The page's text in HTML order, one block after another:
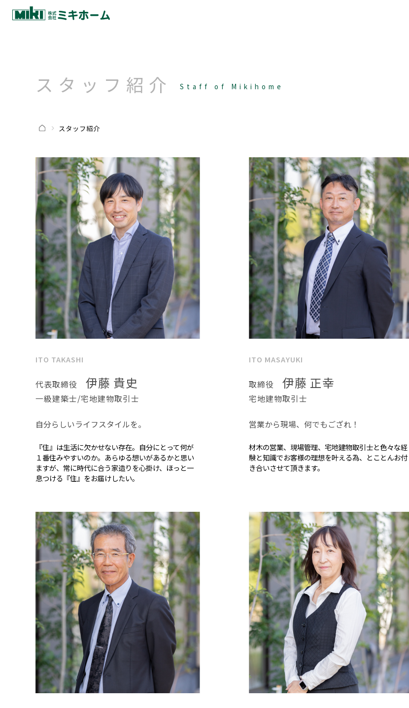
スタッフ紹介 Staff of Mikihome
スタッフ紹介
ITO TAKASHI
代表取締役 伊藤 貴史
一級建築士/宅地建物取引士
自分らしいライフスタイルを。
『住』は生活に欠かせない存在。自分にとって何が
１番住みやすいのか。あらゆる想いがあるかと思い
ますが、常に時代に合う家造りを心掛け、ほっと一
息つける『住』をお届けしたい。
ITO MASAYUKI
取締役 伊藤 正幸
宅地建物取引士
営業から現場、何でもござれ！
材木の営業、現場管理、宅地建物取引士と色々な経
験と知識でお客様の理想を叶える為、とことんお付
き合いさせて頂きます。